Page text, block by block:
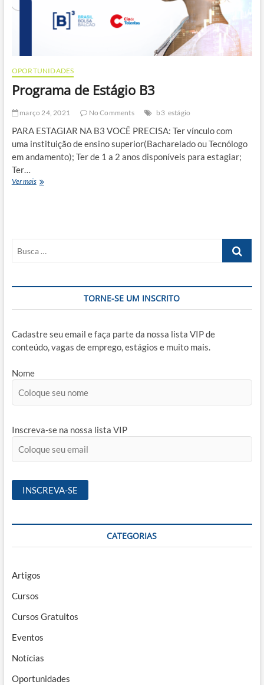
OPORTUNIDADES
Programa de Estágio B3
março 24, 2021 No Comments b3 estágio
PARA ESTAGIAR NA B3 VOCÊ PRECISA: Ter vínculo com
uma instituição de ensino superior(Bacharelado ou Tecnólogo
em andamento); Ter de 1 a 2 anos disponíveis para estagiar;
Ter…
Ver maisPrograma
Busca
TORNE-SE UM INSCRITO
Cadastre seu email e faça parte da nossa lista VIP de
conteúdo, vagas de emprego, estágios e muito mais.
Nome
Inscreva-se na nossa lista VIP
CATEGORIAS
Artigos
Cursos
Cursos Gratuitos
Eventos
Notícias
Oportunidades